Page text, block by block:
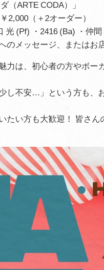
（ARTE CODA）」
2,000（＋2オーダー）
光 (Pf) ・2416 (Ba) ・仲
のメッセージ、またはお
力は、初心者の方やボ
し不安…」という方も
たい方も大歓迎！ 皆さ